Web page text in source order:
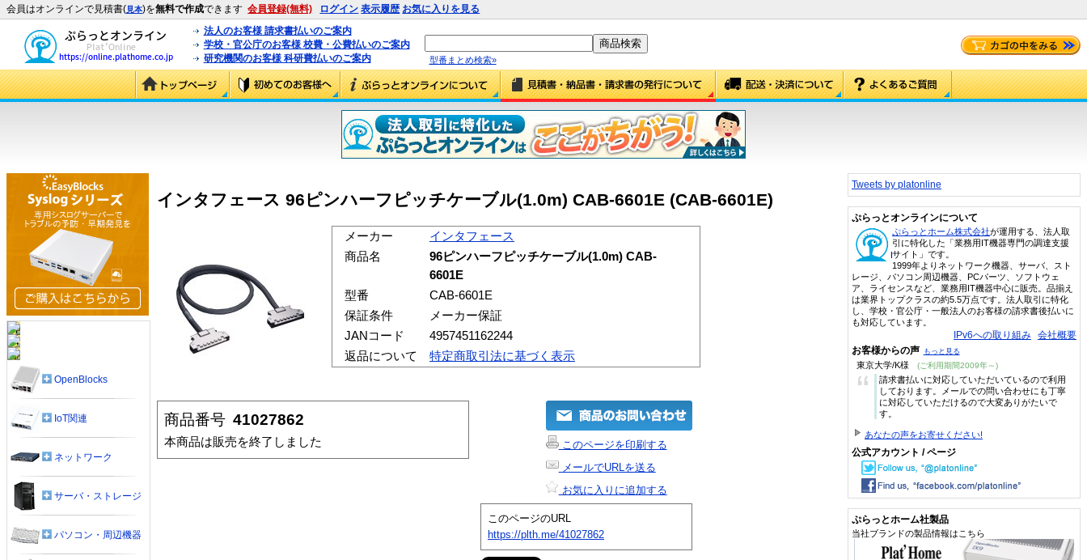
会員はオンラインで見積書(見本)を無料で作成できます 会員登録(無料) ログイン 表示履歴 お気に入りを見る
法人のお客様 請求書払いのご案内
学校・官公庁のお客様 校費・公費払いのご案内
研究機関のお客様 科研費払いのご案内
型番まとめ検索»
インタフェース 96ピンハーフピッチケーブル(1.0m) CAB-6601E (CAB-6601E)
メーカー
インタフェース
商品名
96ピンハーフピッチケーブル(1.0m) CAB-
6601E
型番
CAB-6601E
保証条件
メーカー保証
JANコード
4957451162244
返品について
特定商取引法に基づく表示
商品番号 41027862
本商品は販売を終了しました
このページを印刷する
メールでURLを送る
お気に入りに追加する
このページのURL
https://plth.me/41027862
OpenBlocks
IoT関連
ネットワーク
サーバ・ストレージ
パソコン・周辺機器
Tweets by platonline
ぷらっとオンラインについて
ぷらっとホーム株式会社が運用する、法人取
引に特化した「業務用IT機器専門の調達支援
サイト」です。
1999年よりネットワーク機器、サーバ、スト
レージ、パソコン周辺機器、PCパーツ、ソフトウェ
ア、ライセンスなど、業務用IT機器中心に販売。品揃え
は業界トップクラスの約5.5万点です。法人取引に特化
し、学校・官公庁・一般法人のお客様の請求書後払いに
も対応しています。
IPv6への取り組み 会社概要
お客様からの声 もっと見る
東京大学/K様 (ご利用期間2009年～)
“
請求書払いに対応していただいているので利用
しております。メールでの問い合わせにも丁寧
に対応していただけるので大変ありがたいで
す。
あなたの声をお寄せください!
公式アカウント / ページ
ぷらっとホーム社製品
当社ブランドの製品情報はこちら